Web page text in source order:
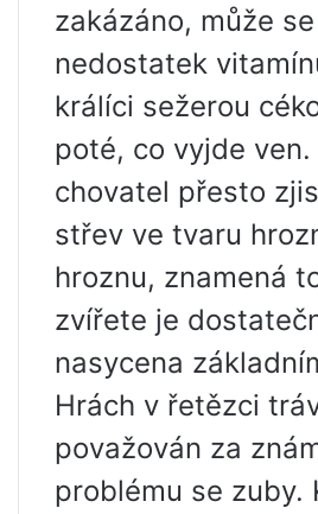
zakázáno, může
nedostatek
králíci sežerou
poté, co vyjde ven.
chovatel přesto
střev ve tvaru
hroznu, znamená
zvířete je
nasycena
Hrách v řetězci
považován za
problému se zuby.